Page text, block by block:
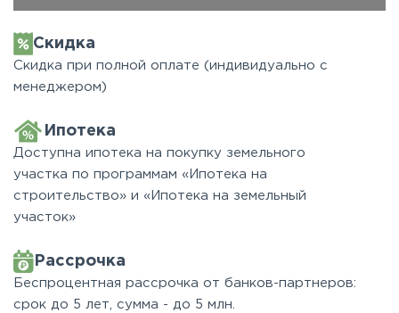
Скидка
Скидка при полной оплате (индивидуально с
менеджером)
Ипотека
Доступна ипотека на покупку земельного
участка по программам «Ипотека на
строительство» и «Ипотека на земельный
участок»
Рассрочка
Беспроцентная рассрочка от банков-партнеров:
срок до 5 лет, сумма - до 5 млн.